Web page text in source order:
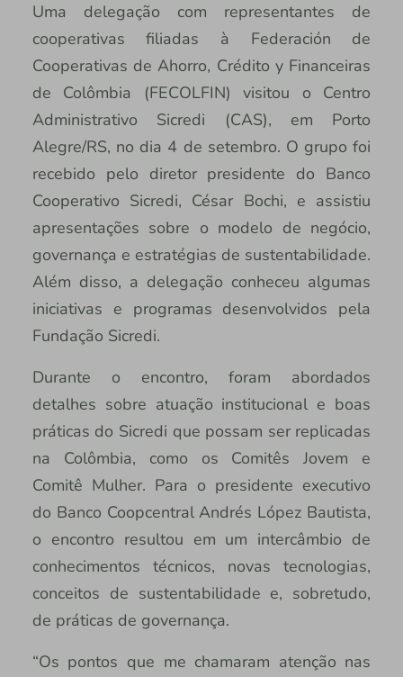
Uma delegação com representantes de
cooperativas filiadas à Federación de
Cooperativas de Ahorro, Crédito y Financeiras
de Colômbia (FECOLFIN) visitou o Centro
Administrativo Sicredi (CAS), em Porto
Alegre/RS, no dia 4 de setembro. O grupo foi
recebido pelo diretor presidente do Banco
Cooperativo Sicredi, César Bochi, e assistiu
apresentações sobre o modelo de negócio,
governança e estratégias de sustentabilidade.
Além disso, a delegação conheceu algumas
iniciativas e programas desenvolvidos pela
Fundação Sicredi.
Durante o encontro, foram abordados
detalhes sobre atuação institucional e boas
práticas do Sicredi que possam ser replicadas
na Colômbia, como os Comitês Jovem e
Comitê Mulher. Para o presidente executivo
do Banco Coopcentral Andrés López Bautista,
o encontro resultou em um intercâmbio de
conhecimentos técnicos, novas tecnologias,
conceitos de sustentabilidade e, sobretudo,
de práticas de governança.
“Os pontos que me chamaram atenção nas